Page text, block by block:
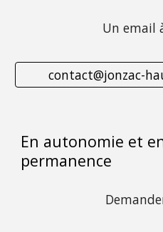
Un email
contact@jonzac-
En autonomie et
permanence